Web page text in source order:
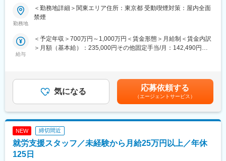
■事業内容：
と温かみのある支援を両立させることで、新しい福祉サービスを
展開しております。
・児童発達支援事業
・放課後等デイサービス
・生活介護事業
・就労継続支援事業
・共同生活援助事業
・短期入所事業／日中一時支援事業
・地域生活支援拠点事業
■業務内容：【変更の範囲：当社業務全般】
大阪、兵庫を中心に全国で介護事業・医療事業・障がい福祉事業
などを幅広く手がけている当社にて、「エリアマネージャー」と
ます。
施設運営における全般的なマネジメント
◇連携先の開拓
└病院や居宅介護支援事業所、近隣の同業施設など、連携先の開
拓
◇稼働、人員配置、コンプライアンスという3つの経営指標に基づ
く数字軸
を中核にしたマネジメント
◇イノベーティブな企画・取り組みなどを通してブランディング
勤務地
＜勤務地詳細＞関東エリア住所：東京都 受動喫煙対策：屋内全面
禁煙
給与
＜予定年収＞700万円～1,000万円＜賃金形態＞月給制＜賃金内訳
＞月額（基本給）：235,000円その他固定手当/月：142,490円固
収：50万×14回支給※入社月により初回賞与は支給要件あり■賞与
実績：年2回（1回支給実績50万～）賃金はあくまでも目安の金額
であり、選考を通じて上下する可能性があります。月給(月額)は固
定手当を含めた表記です。
気になる 応募依頼する
（エージェントサービス）
NEW 締切間近
就労支援スタッフ／未経験から月給25万円以上／年休
125日